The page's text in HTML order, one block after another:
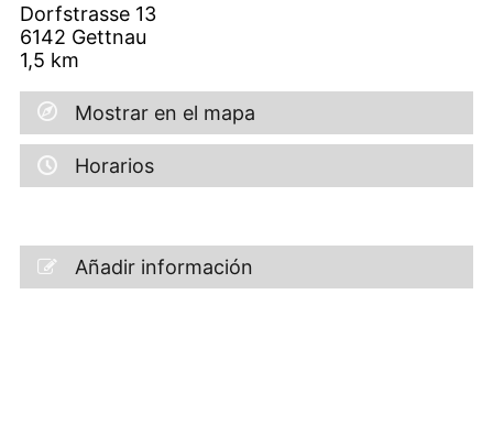
Dorfstrasse 13
6142 Gettnau
1,5 km
Mostrar en el mapa
Horarios
Añadir información